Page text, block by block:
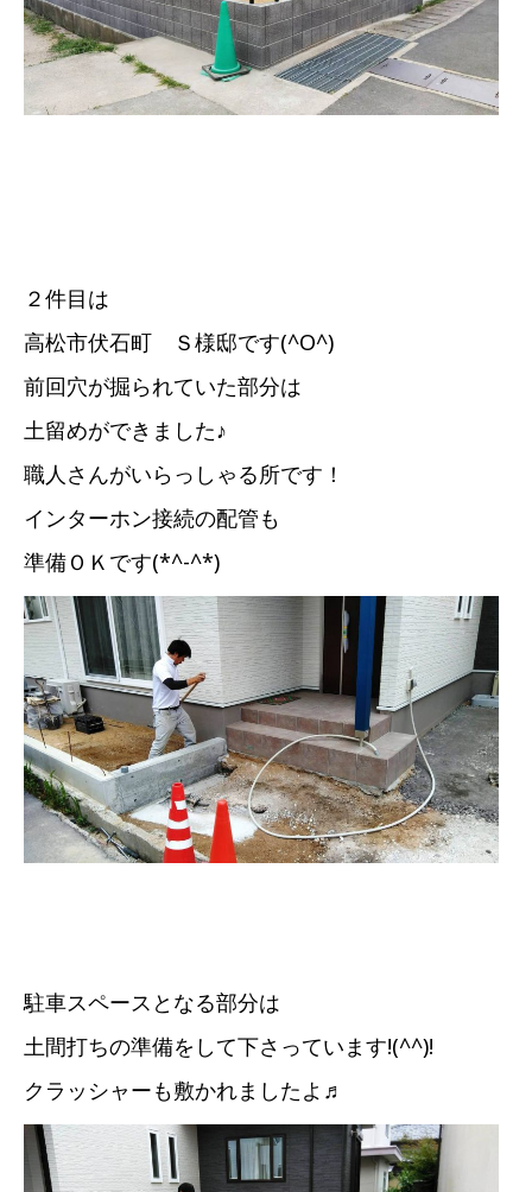
２件目は
高松市伏石町 Ｓ様邸です(^O^)
前回穴が掘られていた部分は
土留めができました♪
職人さんがいらっしゃる所です！
インターホン接続の配管も
準備ＯＫです(*^-^*)
駐車スペースとなる部分は
土間打ちの準備をして下さっています!(^^)!
クラッシャーも敷かれましたよ♬